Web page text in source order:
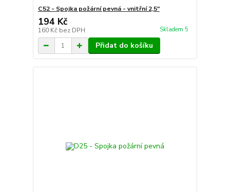
C52 - Spojka požární pevná - vnitřní 2,5"
194 Kč
160 Kč bez DPH Skladem 5
Přidat do košíku